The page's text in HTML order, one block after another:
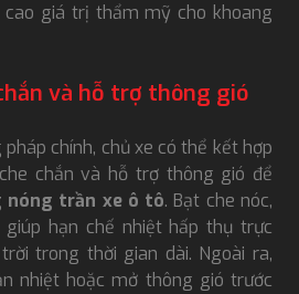
cao giá trị thẩm mỹ cho khoang
và hỗ trợ thông gió
chính, chủ xe có thể kết hợp
chắn và hỗ trợ thông gió để
nóng trần xe ô tô. Bạt che nóc,
hạn chế nhiệt hấp thụ trực
trong thời gian dài. Ngoài ra,
nhiệt hoặc mở thông gió trước